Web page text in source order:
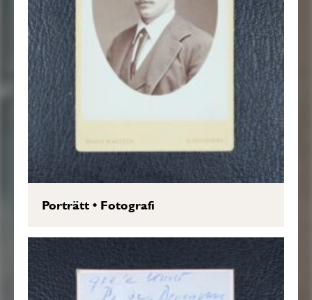
Porträtt• Fotografi